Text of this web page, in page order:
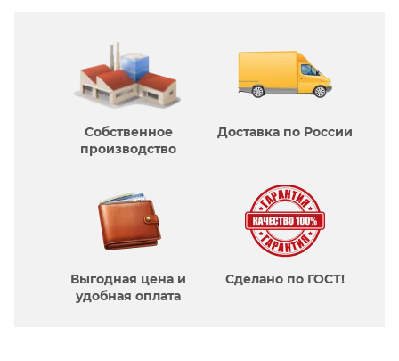
Собственное
производcтво
Доставка по России
Выгодная цена и
удобная оплата
Сделано по ГОСТ!